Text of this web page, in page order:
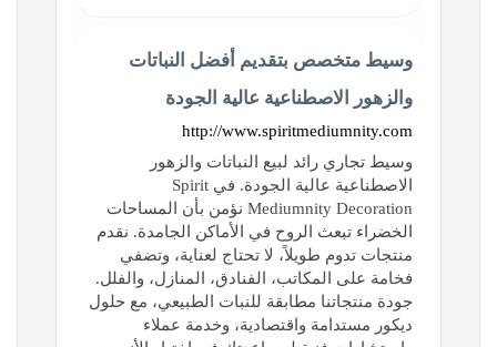
وسيط متخصص بتقديم أفضل النباتات
والزهور الاصطناعية عالية الجودة
http://www.spiritmediumnity.com
وسيط تجاري رائد لبيع النباتات والزهور
الاصطناعية عالية الجودة. في Spirit
Mediumnity Decoration نؤمن بأن المساحات
الخضراء تبعث الروح في الأماكن الجامدة. نقدم
منتجات تدوم طويلاً، لا تحتاج لعناية، وتضفي
فخامة على المكاتب، الفنادق، المنازل، والفلل.
جودة منتجاتنا مطابقة للنبات الطبيعي، مع حلول
ديكور مستدامة واقتصادية، وخدمة عملاء